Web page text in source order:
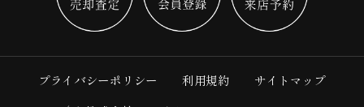
プライバシーポリシー 利用規約
サイトマップ